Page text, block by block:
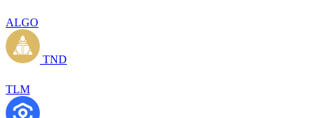
ALGO
TND
TLM